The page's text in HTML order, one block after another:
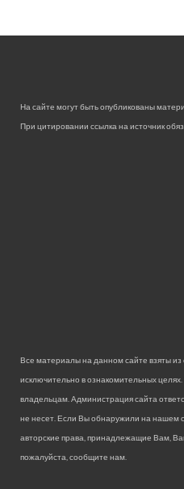
На сайте могут быть опубликованы
При цитировании ссылка на источник
Все материалы на данном сайте взяты из
исключительно в ознакомительных
владельцам. Администрация сайта
не несет. Если Вы обнаружили на нашем
авторские права, принадлежащие Вам,
пожалуйста, сообщите нам.